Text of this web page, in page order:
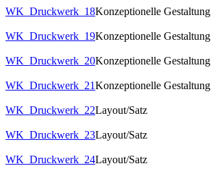
WK_Druckwerk_18Konzeptionelle Gestaltung
WK_Druckwerk_19Konzeptionelle Gestaltung
WK_Druckwerk_20Konzeptionelle Gestaltung
WK_Druckwerk_21Konzeptionelle Gestaltung
WK_Druckwerk_22Layout/Satz
WK_Druckwerk_23Layout/Satz
WK_Druckwerk_24Layout/Satz